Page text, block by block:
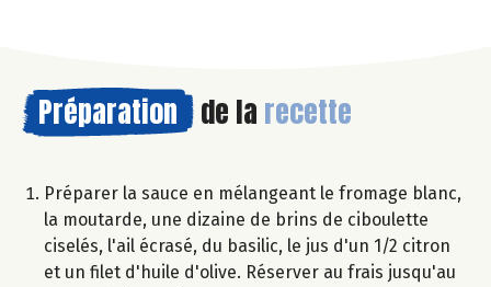
Préparation de la recette
Préparer la sauce en mélangeant le fromage blanc,
la moutarde, une dizaine de brins de ciboulette
ciselés, l'ail écrasé, du basilic, le jus d'un 1/2 citron
et un filet d'huile d'olive. Réserver au frais jusqu'au